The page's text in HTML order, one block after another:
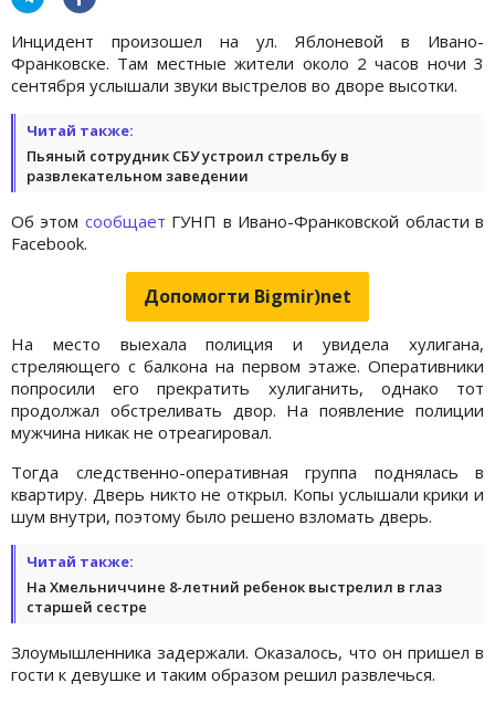
Инцидент произошел на ул. Яблоневой в Ивано-
Франковске. Там местные жители около 2 часов ночи 3
сентября услышали звуки выстрелов во дворе высотки.
Читай также:
Пьяный сотрудник СБУ устроил стрельбу в
развлекательном заведении
Об этом сообщает ГУНП в Ивано-Франковской области в
Facebook.
Допомогти Bigmir)net
На место выехала полиция и увидела хулигана,
стреляющего с балкона на первом этаже. Оперативники
попросили его прекратить хулиганить, однако тот
продолжал обстреливать двор. На появление полиции
мужчина никак не отреагировал.
Тогда следственно-оперативная группа поднялась в
квартиру. Дверь никто не открыл. Копы услышали крики и
шум внутри, поэтому было решено взломать дверь.
Читай также:
На Хмельниччине 8-летний ребенок выстрелил в глаз
старшей сестре
Злоумышленника задержали. Оказалось, что он пришел в
гости к девушке и таким образом решил развлечься.